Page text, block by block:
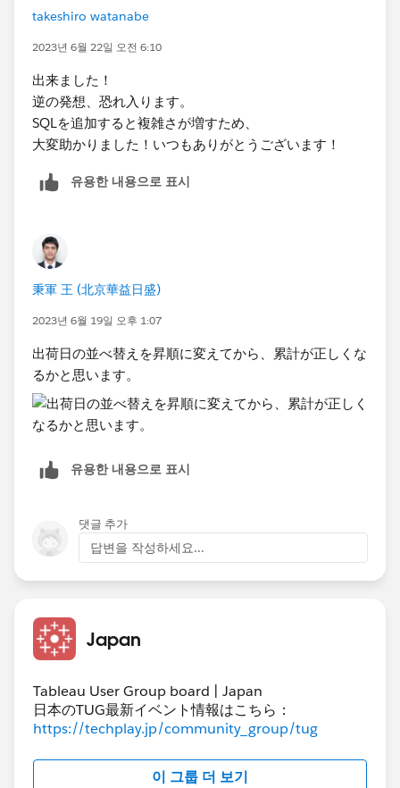
takeshiro watanabe
2023년 6월 22일 오전 6:10
出来ました！
逆の発想、恐れ入ります。
SQLを追加すると複雑さが増すため、
大変助かりました！いつもありがとうございます！
유용한 내용으로 표시
秉軍 王 (北京華益日盛)
2023년 6월 19일 오후 1:07
出荷日の並べ替えを昇順​に変えてから、累計が正しくな
るかと思います。
유용한 내용으로 표시
댓글 추가
답변을 작성하세요...
Japan
Tableau User Group board | Japan
日本のTUG最新イベント情報はこちら：
https://techplay.jp/community_group/tug
이 그룹 더 보기